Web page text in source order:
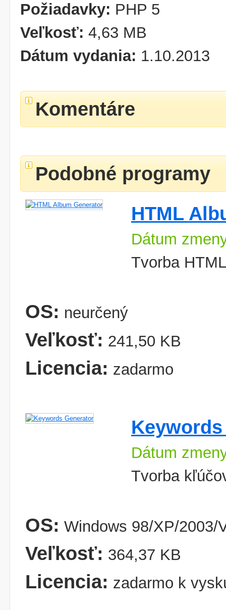
Požiadavky: PHP 5
Veľkosť: 4,63 MB
Dátum vydania: 1.10.2013
Komentáre
Podobné programy
HTML
Dátum
Tvorba
OS: neurčený
Veľkosť: 241,50 KB
Licencia: zadarmo
Dátum
Tvorba
OS: Windows 98/XP/2003/
Veľkosť: 364,37 KB
Licencia: zadarmo k